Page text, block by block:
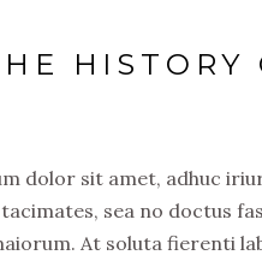
HISTORY
dolor sit amet, adhuc
sea no doctus
At soluta fierenti